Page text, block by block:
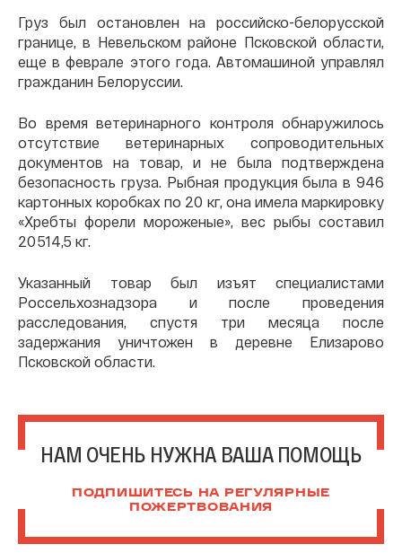
Груз был остановлен на российско-белорусской
границе, в Невельском районе Псковской области,
еще в феврале этого года. Автомашиной управлял
гражданин Белоруссии.
Во время ветеринарного контроля обнаружилось
отсутствие ветеринарных сопроводительных
документов на товар, и не была подтверждена
безопасность груза. Рыбная продукция была в 946
картонных коробках по 20 кг, она имела маркировку
«Хребты форели мороженые», вес рыбы составил
20 514,5 кг.
Указанный товар был изъят специалистами
Россельхознадзора и после проведения
расследования, спустя три месяца после
задержания уничтожен в деревне Елизарово
Псковской области.
НАМ ОЧЕНЬ НУЖНА ВАША ПОМОЩЬ
ПОДПИШИТЕСЬ НА РЕГУЛЯРНЫЕ
ПОЖЕРТВОВАНИЯ